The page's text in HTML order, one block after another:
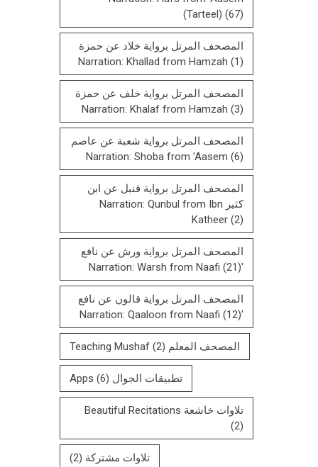
(Tarteel) (67)
المصحف المرتل برواية خلاد عن حمزة
Narration: Khallad from Hamzah (1)
المصحف المرتل برواية خلف عن حمزة
Narration: Khalaf from Hamzah (3)
المصحف المرتل برواية شعبة عن عاصم
Narration: Shoba from 'Aasem (6)
المصحف المرتل برواية قنبل عن ابن
كثير Narration: Qunbul from Ibn
Katheer (2)
المصحف المرتل برواية ورش عن نافع
'Narration: Warsh from Naafi
(21)
المصحف المرتل بروایة قالون عن نافع
'Narration: Qaaloon from Naafi
(12)
المصحف المعلم Teaching Mushaf (2)
تطبيقات الجوال Apps (6)
تلاوات خاشعة Beautiful Recitations
(2)
تلاوات مشتركة (2)